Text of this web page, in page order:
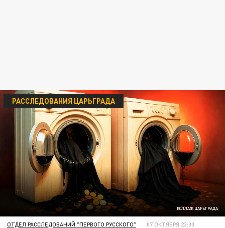
КОЛЛАЖ ЦАРЬГРАДА
РАССЛЕДОВАНИЯ ЦАРЬГРАДА
ОТДЕЛ РАССЛЕДОВАНИЙ "ПЕРВОГО РУССКОГО" 07 ОКТЯБРЯ 23:00